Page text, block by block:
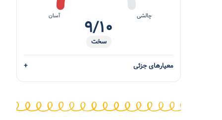
آسان چالشی
۹/۱۰
سخت
معیارهای جزئی